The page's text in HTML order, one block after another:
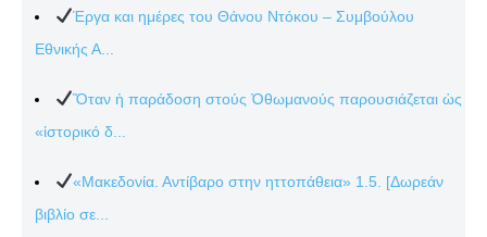
Έργα και ημέρες του Θάνου Ντόκου – Συμβούλου
Εθνικής Α...
Ὅταν ἡ παράδοση στούς Ὀθωμανούς παρουσιάζεται ὡς
«ἱστορικό δ...
«Μακεδονία. Αντίβαρο στην ηττοπάθεια» 1.5. [Δωρεάν
βιβλίο σε...